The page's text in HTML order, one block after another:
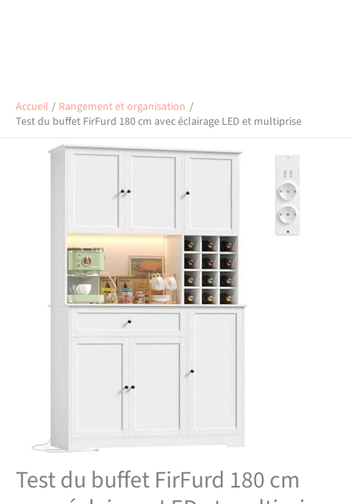
Accueil
Rangement et organisation
Test du buffet FirFurd 180 cm avec éclairage LED et multiprise
Test du buffet FirFurd 180 cm